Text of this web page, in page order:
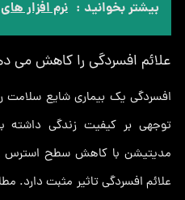
بیشتر بخوانید : نرم افزار
علائم افسردگی را کاهش می
افسردگی یک بیماری شایع سلامت
توجهی بر کیفیت زندگی
مدیتیشن با کاهش سطح استرس
علائم افسردگی تاثیر مثبت دارد.